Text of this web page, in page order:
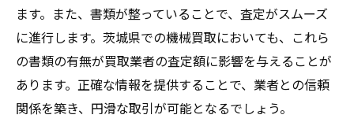
ます。また、書類が整っていることで、査定がスムーズ
に進行します。茨城県での機械買取においても、これら
の書類の有無が買取業者の査定額に影響を与えることが
あります。正確な情報を提供することで、業者との信頼
関係を築き、円滑な取引が可能となるでしょう。